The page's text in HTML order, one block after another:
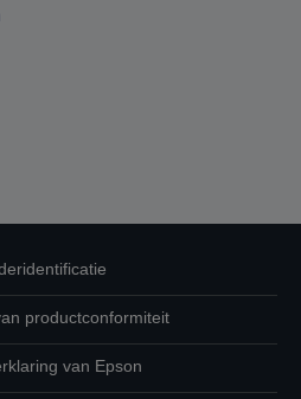
productconformiteit
van Epson